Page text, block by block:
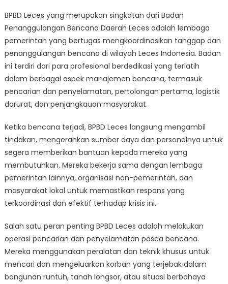
BPBD Leces yang merupakan singkatan dari Badan
Penanggulangan Bencana Daerah Leces adalah lembaga
pemerintah yang bertugas mengkoordinasikan tanggap dan
penanggulangan bencana di wilayah Leces Indonesia. Badan
ini terdiri dari para profesional berdedikasi yang terlatih
dalam berbagai aspek manajemen bencana, termasuk
pencarian dan penyelamatan, pertolongan pertama, logistik
darurat, dan penjangkauan masyarakat.
Ketika bencana terjadi, BPBD Leces langsung mengambil
tindakan, mengerahkan sumber daya dan personelnya untuk
segera memberikan bantuan kepada mereka yang
membutuhkan. Mereka bekerja sama dengan lembaga
pemerintah lainnya, organisasi non-pemerintah, dan
masyarakat lokal untuk memastikan respons yang
terkoordinasi dan efektif terhadap krisis ini.
Salah satu peran penting BPBD Leces adalah melakukan
operasi pencarian dan penyelamatan pasca bencana.
Mereka menggunakan peralatan dan teknik khusus untuk
mencari dan mengeluarkan korban yang terjebak dalam
bangunan runtuh, tanah longsor, atau situasi berbahaya